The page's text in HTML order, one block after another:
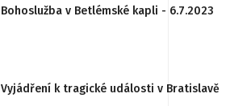
Bohoslužba v Betlémské kapli - 6.7.2023
Vyjádření k tragické události v Bratislavě